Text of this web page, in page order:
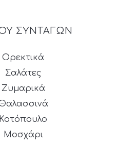
ΣΥΝΤΑΓΩΝ
Ορεκτικά
Σαλάτες
Ζυμαρικά
Κοτόπουλο
Μοσχάρι